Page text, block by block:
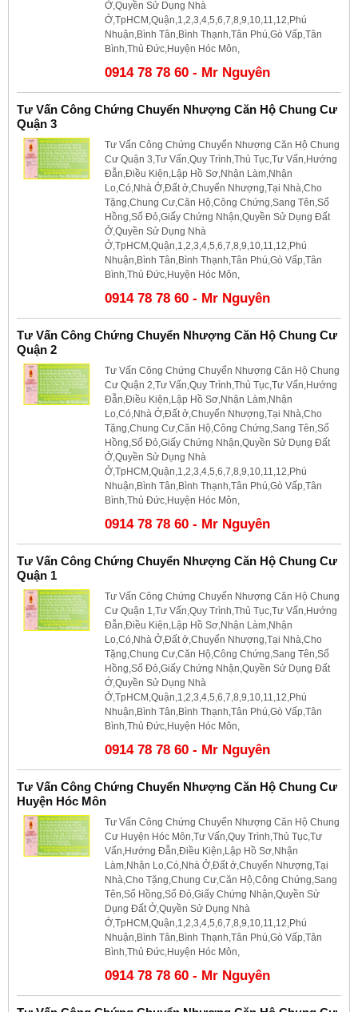
Ở,Quyền Sử Dụng Nhà
Ở,TpHCM,Quận,1,2,3,4,5,6,7,8,9,10,11,12,Phú
Nhuận,Bình Tân,Bình Thạnh,Tân Phú,Gò Vấp,Tân
Bình,Thủ Đức,Huyện Hóc Môn,
0914 78 78 60 - Mr Nguyên
Tư Vấn Công Chứng Chuyển Nhượng Căn Hộ Chung Cư
Quận 3
Tư Vấn Công Chứng Chuyển Nhượng Căn Hộ Chung
Cư Quận 3,Tư Vấn,Quy Trình,Thủ Tục,Tư Vấn,Hướng
Đẫn,Điều Kiện,Lập Hồ Sơ,Nhận Làm,Nhận
Lo,Có,Nhà Ở,Đất ở,Chuyển Nhượng,Tại Nhà,Cho
Tặng,Chung Cư,Căn Hộ,Công Chứng,Sang Tên,Sổ
Hồng,Sổ Đỏ,Giấy Chứng Nhận,Quyền Sử Dụng Đất
Ở,Quyền Sử Dụng Nhà
Ở,TpHCM,Quận,1,2,3,4,5,6,7,8,9,10,11,12,Phú
Nhuận,Bình Tân,Bình Thạnh,Tân Phú,Gò Vấp,Tân
Bình,Thủ Đức,Huyện Hóc Môn,
0914 78 78 60 - Mr Nguyên
Tư Vấn Công Chứng Chuyển Nhượng Căn Hộ Chung Cư
Quận 2
Tư Vấn Công Chứng Chuyển Nhượng Căn Hộ Chung
Cư Quận 2,Tư Vấn,Quy Trình,Thủ Tục,Tư Vấn,Hướng
Đẫn,Điều Kiện,Lập Hồ Sơ,Nhận Làm,Nhận
Lo,Có,Nhà Ở,Đất ở,Chuyển Nhượng,Tại Nhà,Cho
Tặng,Chung Cư,Căn Hộ,Công Chứng,Sang Tên,Sổ
Hồng,Sổ Đỏ,Giấy Chứng Nhận,Quyền Sử Dụng Đất
Ở,Quyền Sử Dụng Nhà
Ở,TpHCM,Quận,1,2,3,4,5,6,7,8,9,10,11,12,Phú
Nhuận,Bình Tân,Bình Thạnh,Tân Phú,Gò Vấp,Tân
Bình,Thủ Đức,Huyện Hóc Môn,
0914 78 78 60 - Mr Nguyên
Tư Vấn Công Chứng Chuyển Nhượng Căn Hộ Chung Cư
Quận 1
Tư Vấn Công Chứng Chuyển Nhượng Căn Hộ Chung
Cư Quận 1,Tư Vấn,Quy Trình,Thủ Tục,Tư Vấn,Hướng
Đẫn,Điều Kiện,Lập Hồ Sơ,Nhận Làm,Nhận
Lo,Có,Nhà Ở,Đất ở,Chuyển Nhượng,Tại Nhà,Cho
Tặng,Chung Cư,Căn Hộ,Công Chứng,Sang Tên,Sổ
Hồng,Sổ Đỏ,Giấy Chứng Nhận,Quyền Sử Dụng Đất
Ở,Quyền Sử Dụng Nhà
Ở,TpHCM,Quận,1,2,3,4,5,6,7,8,9,10,11,12,Phú
Nhuận,Bình Tân,Bình Thạnh,Tân Phú,Gò Vấp,Tân
Bình,Thủ Đức,Huyện Hóc Môn,
0914 78 78 60 - Mr Nguyên
Tư Vấn Công Chứng Chuyển Nhượng Căn Hộ Chung Cư
Huyện Hóc Môn
Tư Vấn Công Chứng Chuyển Nhượng Căn Hộ Chung
Cư Huyện Hóc Môn,Tư Vấn,Quy Trình,Thủ Tục,Tư
Vấn,Hướng Đẫn,Điều Kiện,Lập Hồ Sơ,Nhận
Làm,Nhận Lo,Có,Nhà Ở,Đất ở,Chuyển Nhượng,Tại
Nhà,Cho Tặng,Chung Cư,Căn Hộ,Công Chứng,Sang
Tên,Sổ Hồng,Sổ Đỏ,Giấy Chứng Nhận,Quyền Sử
Dụng Đất Ở,Quyền Sử Dụng Nhà
Ở,TpHCM,Quận,1,2,3,4,5,6,7,8,9,10,11,12,Phú
Nhuận,Bình Tân,Bình Thạnh,Tân Phú,Gò Vấp,Tân
Bình,Thủ Đức,Huyện Hóc Môn,
0914 78 78 60 - Mr Nguyên